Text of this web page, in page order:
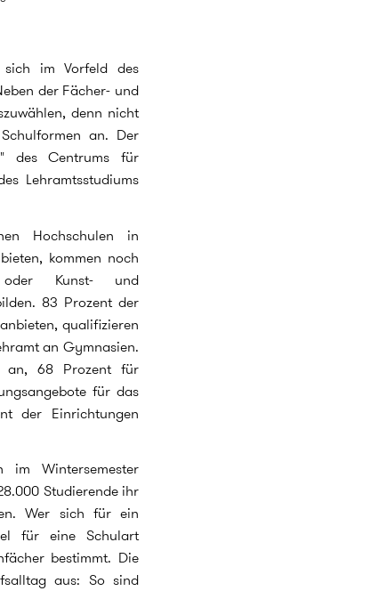
im Vorfeld des
der Fächer- und
denn nicht
an. Der
des Centrums für
Lehramtsstudiums
Hochschulen in
kommen noch
oder Kunst- und
83 Prozent der
qualifizieren
an Gymnasien.
an, 68 Prozent für
für das
der Einrichtungen
im Wintersemester
Studierende ihr
Wer sich für ein
für eine Schulart
bestimmt. Die
aus: So sind